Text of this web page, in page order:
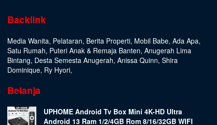
Backlink
Media Wanita, Pelataran, Berita Properti, Mobil Babe, Ada Apa,
Satu Rumah, Puteri Anak & Remaja Banten, Anugerah Lima
Bintang, Desta Semesta Anugerah, Anissa Quinn, Shira
Dominique, Ry Hyori,
Belanja
UPHOME Android Tv Box Mini 4K-HD Ultra
Android 13 Ram 1/2/4GB Rom 8/16/32GB WIFI